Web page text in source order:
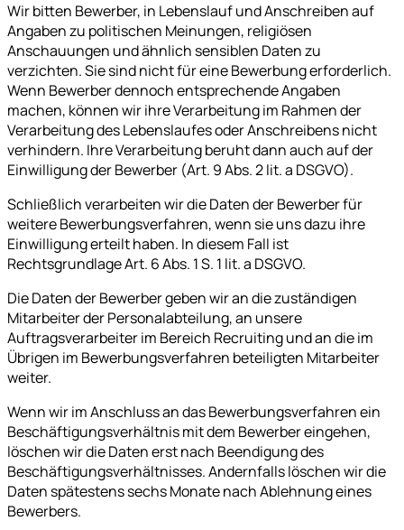
Wir bitten Bewerber, in Lebenslauf und Anschreiben auf
Angaben zu politischen Meinungen, religiösen
Anschauungen und ähnlich sensiblen Daten zu
verzichten. Sie sind nicht für eine Bewerbung erforderlich.
Wenn Bewerber dennoch entsprechende Angaben
machen, können wir ihre Verarbeitung im Rahmen der
Verarbeitung des Lebenslaufes oder Anschreibens nicht
verhindern. Ihre Verarbeitung beruht dann auch auf der
Einwilligung der Bewerber (Art. 9 Abs. 2 lit. a DSGVO).
Schließlich verarbeiten wir die Daten der Bewerber für
weitere Bewerbungsverfahren, wenn sie uns dazu ihre
Einwilligung erteilt haben. In diesem Fall ist
Rechtsgrundlage Art. 6 Abs. 1 S. 1 lit. a DSGVO.
Die Daten der Bewerber geben wir an die zuständigen
Mitarbeiter der Personalabteilung, an unsere
Auftragsverarbeiter im Bereich Recruiting und an die im
Übrigen im Bewerbungsverfahren beteiligten Mitarbeiter
weiter.
Wenn wir im Anschluss an das Bewerbungsverfahren ein
Beschäftigungsverhältnis mit dem Bewerber eingehen,
löschen wir die Daten erst nach Beendigung des
Beschäftigungsverhältnisses. Andernfalls löschen wir die
Daten spätestens sechs Monate nach Ablehnung eines
Bewerbers.